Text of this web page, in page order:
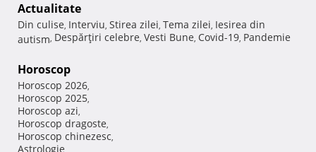
Actualitate
Din culise, Interviu, Stirea zilei, Tema zilei, Iesirea din
autism, Despărţiri celebre, Vesti Bune, Covid-19, Pandemie
Horoscop
Horoscop 2026,
Horoscop 2025,
Horoscop azi,
Horoscop dragoste,
Horoscop chinezesc,
Astrologie